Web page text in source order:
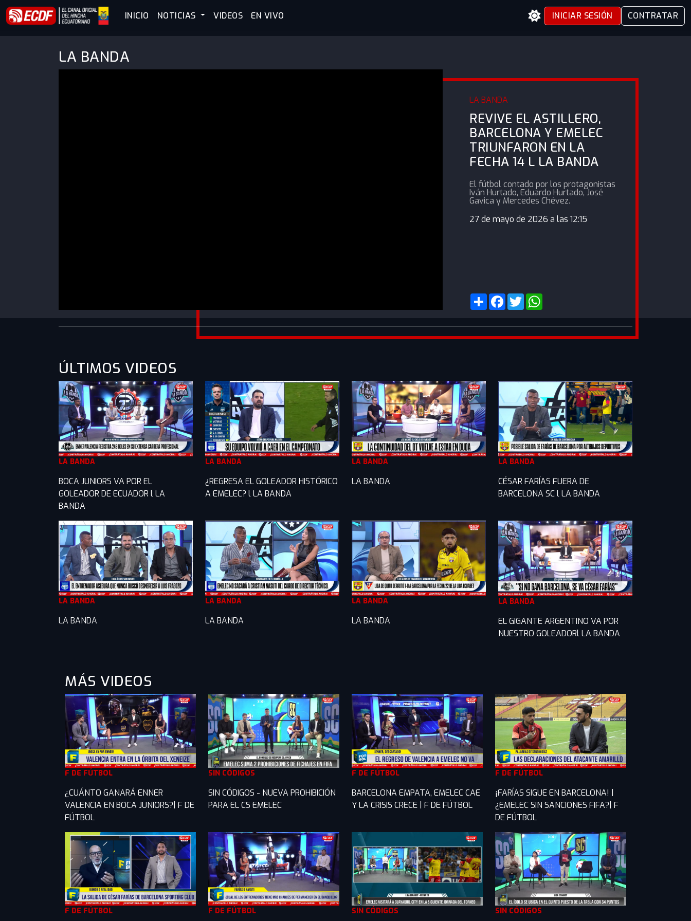
INICIO NOTICIAS VIDEOS EN VIVO INICIAR SESIÓN CONTRATAR
LA BANDA
LA BANDA
REVIVE EL ASTILLERO,
BARCELONA Y EMELEC
TRIUNFARON EN LA
FECHA 14 L LA BANDA
El fútbol contado por los protagonistas
Iván Hurtado, Eduardo Hurtado, José
Gavica y Mercedes Chévez.
27 de mayo de 2026 a las 12:15
ÚLTIMOS VIDEOS
LA BANDA
BOCA JUNIORS VA POR EL
GOLEADOR DE ECUADOR l LA
BANDA
LA BANDA
¿REGRESA EL GOLEADOR HISTÓRICO
A EMELEC? l LA BANDA
LA BANDA
LA BANDA
LA BANDA
CÉSAR FARÍAS FUERA DE
BARCELONA SC l LA BANDA
LA BANDA
LA BANDA
LA BANDA
LA BANDA
LA BANDA
LA BANDA
LA BANDA
EL GIGANTE ARGENTINO VA POR
NUESTRO GOLEADORl LA BANDA
MÁS VIDEOS
F DE FÚTBOL
¿CUÁNTO GANARÁ ENNER
VALENCIA EN BOCA JUNIORS?| F DE
FÚTBOL
SIN CÓDIGOS
SIN CÓDIGOS - NUEVA PROHIBICIÓN
PARA EL CS EMELEC
F DE FÚTBOL
BARCELONA EMPATA, EMELEC CAE
Y LA CRISIS CRECE | F DE FÚTBOL
F DE FÚTBOL
¡FARÍAS SIGUE EN BARCELONA! |
¿EMELEC SIN SANCIONES FIFA?| F
DE FÚTBOL
F DE FÚTBOL F DE FÚTBOL SIN CÓDIGOS SIN CÓDIGOS